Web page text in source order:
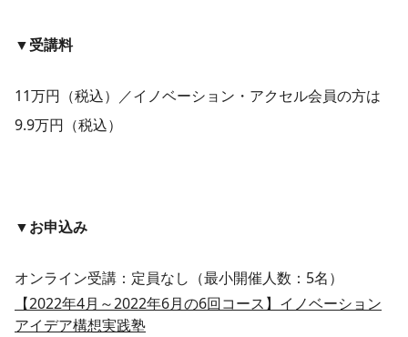
▼受講料
11万円（税込）／イノベーション・アクセル会員の方は
9.9万円（税込）
▼お申込み
オンライン受講：定員なし（最小開催人数：5名）
【2022年4月～2022年6月の6回コース】イノベーション
アイデア構想実践塾